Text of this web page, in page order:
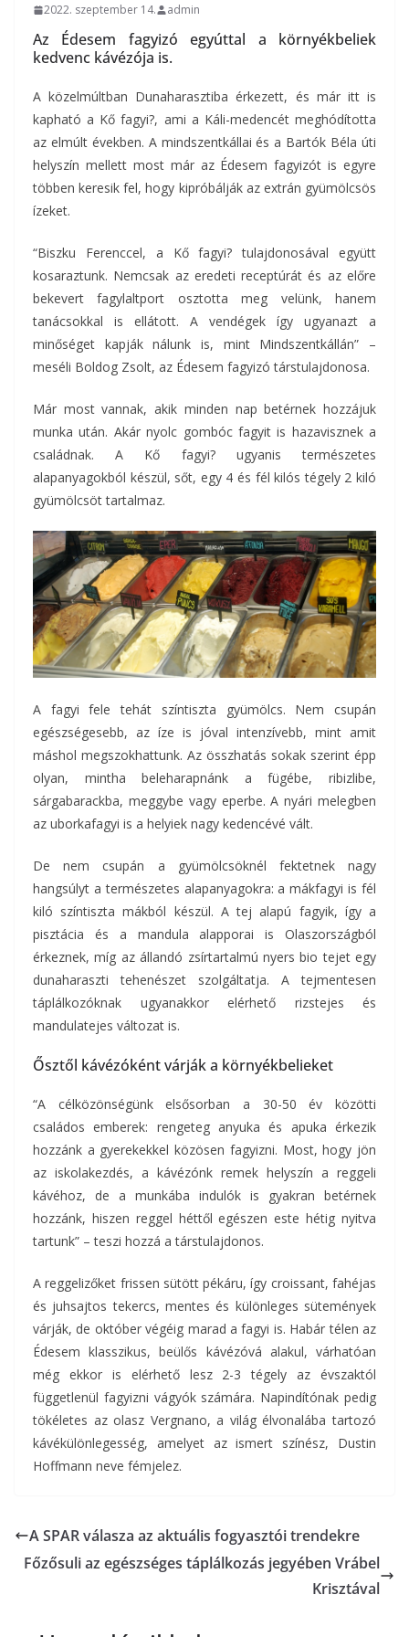
2022. szeptember 14. admin
Az Édesem fagyizó egyúttal a környékbeliek
kedvenc kávézója is.
A közelmúltban Dunaharasztiba érkezett, és már itt is
kapható a Kő fagyi?, ami a Káli-medencét meghódította
az elmúlt években. A mindszentkállai és a Bartók Béla úti
helyszín mellett most már az Édesem fagyizót is egyre
többen keresik fel, hogy kipróbálják az extrán gyümölcsös
ízeket.
“Biszku Ferenccel, a Kő fagyi? tulajdonosával együtt
kosaraztunk. Nemcsak az eredeti receptúrát és az előre
bekevert fagylaltport osztotta meg velünk, hanem
tanácsokkal is ellátott. A vendégek így ugyanazt a
minőséget kapják nálunk is, mint Mindszentkállán” –
meséli Boldog Zsolt, az Édesem fagyizó társtulajdonosa.
Már most vannak, akik minden nap betérnek hozzájuk
munka után. Akár nyolc gombóc fagyit is hazavisznek a
családnak. A Kő fagyi? ugyanis természetes
alapanyagokból készül, sőt, egy 4 és fél kilós tégely 2 kiló
gyümölcsöt tartalmaz.
A fagyi fele tehát színtiszta gyümölcs. Nem csupán
egészségesebb, az íze is jóval intenzívebb, mint amit
máshol megszokhattunk. Az összhatás sokak szerint épp
olyan, mintha beleharapnánk a fügébe, ribizlibe,
sárgabarackba, meggybe vagy eperbe. A nyári melegben
az uborkafagyi is a helyiek nagy kedencévé vált.
De nem csupán a gyümölcsöknél fektetnek nagy
hangsúlyt a természetes alapanyagokra: a mákfagyi is fél
kiló színtiszta mákból készül. A tej alapú fagyik, így a
pisztácia és a mandula alapporai is Olaszországból
érkeznek, míg az állandó zsírtartalmú nyers bio tejet egy
dunaharaszti tehenészet szolgáltatja. A tejmentesen
táplálkozóknak ugyanakkor elérhető rizstejes és
mandulatejes változat is.
Ősztől kávézóként várják a környékbelieket
“A célközönségünk elsősorban a 30-50 év közötti
családos emberek: rengeteg anyuka és apuka érkezik
hozzánk a gyerekekkel közösen fagyizni. Most, hogy jön
az iskolakezdés, a kávézónk remek helyszín a reggeli
kávéhoz, de a munkába indulók is gyakran betérnek
hozzánk, hiszen reggel héttől egészen este hétig nyitva
tartunk” – teszi hozzá a társtulajdonos.
A reggelizőket frissen sütött pékáru, így croissant, fahéjas
és juhsajtos tekercs, mentes és különleges sütemények
várják, de október végéig marad a fagyi is. Habár télen az
Édesem klasszikus, beülős kávézóvá alakul, várhatóan
még ekkor is elérhető lesz 2-3 tégely az évszaktól
függetlenül fagyizni vágyók számára. Napindítónak pedig
tökéletes az olasz Vergnano, a világ élvonalába tartozó
kávékülönlegesség, amelyet az ismert színész, Dustin
Hoffmann neve fémjelez.
A SPAR válasza az aktuális fogyasztói trendekre
Főzősuli az egészséges táplálkozás jegyében Vrábel
Krisztával